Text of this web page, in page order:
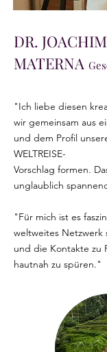
DR. JOACHIM
MATERNA
"Ich liebe diesen
wir gemeinsam aus
und dem Profil
WELTREISE-
Vorschlag formen.
unglaublich
"Für mich ist es
weltweites Netzwerk
und die Kontakte zu
hautnah zu spüren."